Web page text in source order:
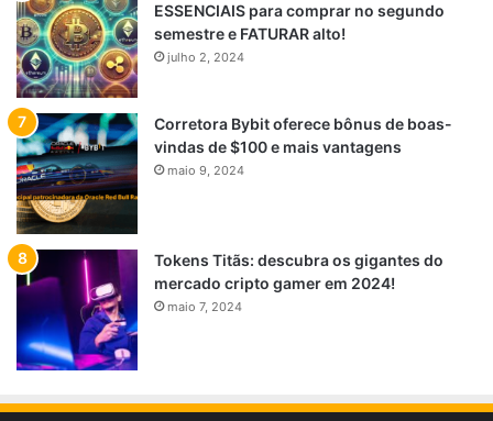
ESSENCIAIS para comprar no segundo
semestre e FATURAR alto!
julho 2, 2024
Corretora Bybit oferece bônus de boas-
vindas de $100 e mais vantagens
maio 9, 2024
Tokens Titãs: descubra os gigantes do
mercado cripto gamer em 2024!
maio 7, 2024